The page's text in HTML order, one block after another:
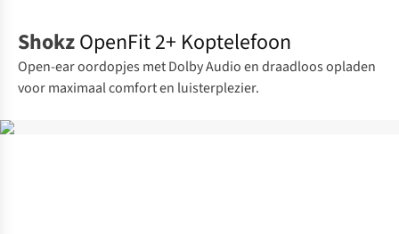
ShokzOpenFit 2+ Koptelefoon
Open-ear oordopjes met Dolby Audio en draadloos opladen
voor maximaal comfort en luisterplezier.